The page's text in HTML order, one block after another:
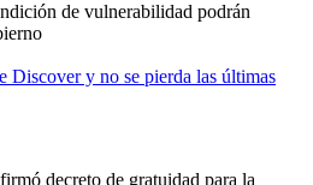
de vulnerabilidad podrán
Discover y no se pierda las últimas
decreto de gratuidad para la